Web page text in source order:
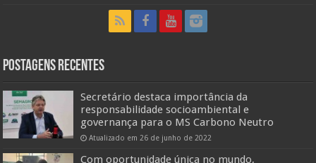
Postagens Recentes
Secretário destaca importância da
responsabilidade socioambiental e
governança para o MS Carbono Neutro
Atualizado em 26 de junho de 2022
Com oportunidade única no mundo,